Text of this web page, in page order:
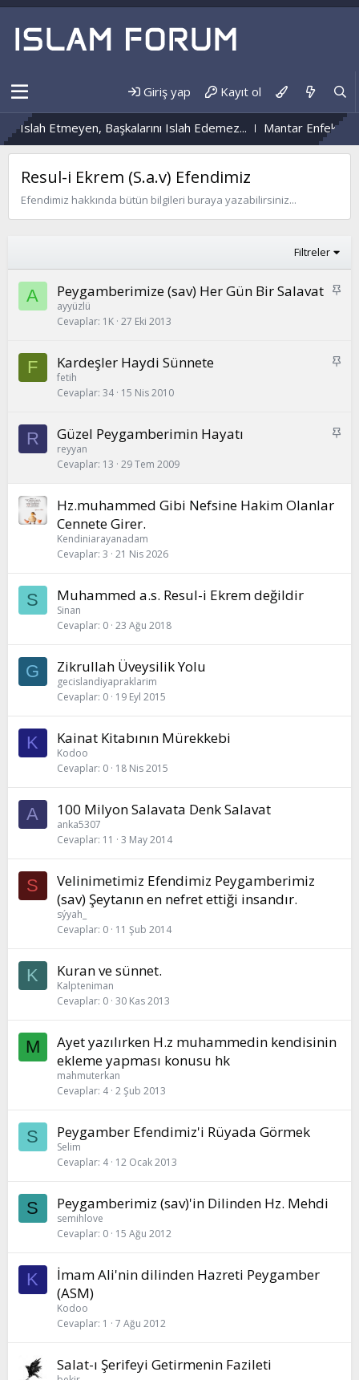
Giriş yap Kayıt ol
Etmeyen, Başkalarını Islah Edemez... Mantar
Resul-i Ekrem (S.a.v) Efendimiz
Efendimiz hakkında bütün bilgileri buraya yazabilirsiniz...
Filtreler
A
S
t
Peygamberimize (sav) Her Gün Bir Salavat
ayyüzlü
Cevaplar 1K 27 Eki 2013
F
S
t
Kardeşler Haydi Sünnete
fetih
Cevaplar 34 15 Nis 2010
R
S
Güzel Peygamberimin Hayatı
reyyan
Cevaplar 13 29 Tem 2009
Hz.muhammed Gibi Nefsine Hakim Olanlar
Cennete Girer.
Kendiniarayanadam
Cevaplar 3 21 Nis 2026
S Muhammed a.s. Resul-i Ekrem değildir
Sinan
Cevaplar 0 23 Ağu 2018
G Zikrullah Üveysilik Yolu
gecislandiyapraklarim
Cevaplar 0 19 Eyl 2015
K Kainat Kitabının Mürekkebi
Kodoo
Cevaplar 0 18 Nis 2015
A 100 Milyon Salavata Denk Salavat
anka5307
Cevaplar 11 3 May 2014
S
Velinimetimiz Efendimiz Peygamberimiz
(sav) Şeytanın en nefret ettiği insandır.
sýyah_
Cevaplar 0 11 Şub 2014
K Kuran ve sünnet.
Kalpteniman
Cevaplar 0 30 Kas 2013
M
Ayet yazılırken H.z muhammedin kendisinin
ekleme yapması konusu hk
mahmuterkan
Cevaplar 4 2 Şub 2013
S Peygamber Efendimiz'i Rüyada Görmek
Selim
Cevaplar 4 12 Ocak 2013
S Peygamberimiz (sav)'in Dilinden Hz. Mehdi
semihlove
Cevaplar 0 15 Ağu 2012
K
İmam Ali'nin dilinden Hazreti Peygamber
(ASM)
Kodoo
Cevaplar 1 7 Ağu 2012
Salat-ı Şerifeyi Getirmenin Fazileti